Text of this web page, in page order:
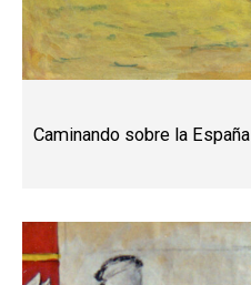
Caminando sobre la España